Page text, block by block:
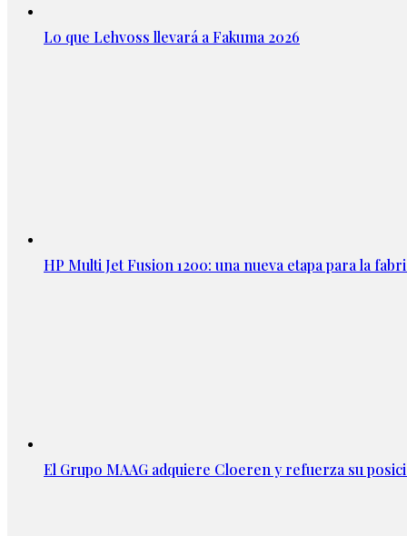
Lo que Lehvoss llevará a Fakuma 2026
HP Multi Jet Fusion 1200: una nueva etapa para la
El Grupo MAAG adquiere Cloeren y refuerza su